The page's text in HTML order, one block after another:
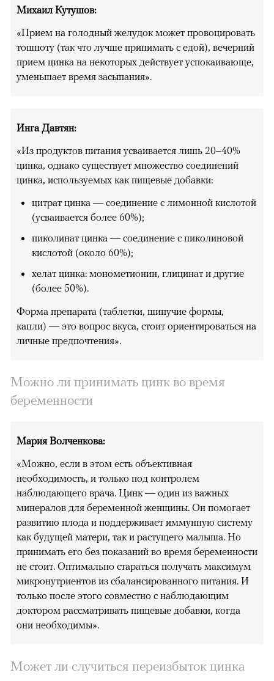
Михаил Кутушов:
«Прием на голодный желудок может провоцировать
тошноту (так что лучше принимать с едой), вечерний
прием цинка на некоторых действует успокаивающе,
уменьшает время засыпания».
Инга Давтян:
«Из продуктов питания усваивается лишь 20–40%
цинка, однако существует множество соединений
цинка, используемых как пищевые добавки:
цитрат цинка — соединение с лимонной кислотой
(усваивается более 60%);
пиколинат цинка — соединение с пиколиновой
кислотой (около 60%);
хелат цинка: монометионин, глицинат и другие
(более 50%).
Форма препарата (таблетки, шипучие формы,
капли) — это вопрос вкуса, стоит ориентироваться на
личные предпочтения».
Можно ли принимать цинк во время
беременности
Мария Волченкова:
«Можно, если в этом есть объективная
необходимость, и только под контролем
наблюдающего врача. Цинк — один из важных
минералов для беременной женщины. Он помогает
развитию плода и поддерживает иммунную систему
как будущей матери, так и растущего малыша. Но
принимать его без показаний во время беременности
не стоит. Оптимально стараться получать максимум
микронутриентов из сбалансированного питания. И
только после этого совместно с наблюдающим
доктором рассматривать пищевые добавки, когда
они необходимы».
Может ли случиться переизбыток цинка